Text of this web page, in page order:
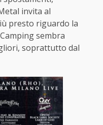
invita al
presto riguardo la
sembra
soprattutto dal